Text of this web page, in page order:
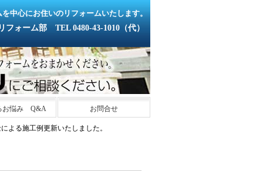
中心にお住いのリフォームいたします。
ォーム部 TEL 0480-43-1010（代）
お悩み Q&A お問合せ
よる施工例更新いたしました。